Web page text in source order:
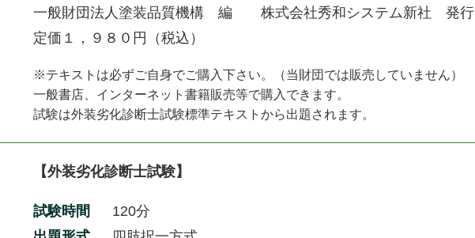
一般財団法人塗装品質機構 編 株式会社秀和システム新社 発行
定価１，９８０円（税込）
※テキストは必ずご自身でご購入下さい。（当財団では販売していません）
一般書店、インターネット書籍販売等で購入できます。
試験は外装劣化診断士試験標準テキストから出題されます。
【外装劣化診断士試験】
試験時間
120分